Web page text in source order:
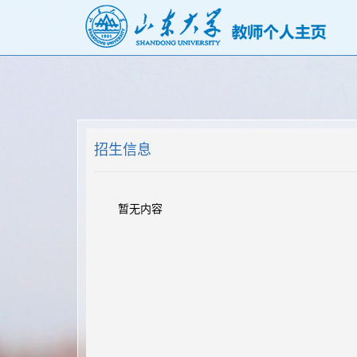
招生信息
暂无内容